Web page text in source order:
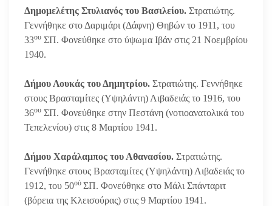
Δημομελέτης Στυλιανός του Βασιλείου. Στρατιώτης.
Γεννήθηκε στο Δαριμάρι (Δάφνη) Θηβών το 1911, του
33ου ΣΠ. Φονεύθηκε στο ύψωμα Ιβάν στις 21 Νοεμβρίου
1940.
Δήμου Λουκάς του Δημητρίου. Στρατιώτης. Γεννήθηκε
στους Βρασταμίτες (Υψηλάντη) Λιβαδειάς το 1916, του
36ου ΣΠ. Φονεύθηκε στην Πεστάνη (νοτιοανατολικά του
Τεπελενίου) στις 8 Μαρτίου 1941.
Δήμου Χαράλαμπος του Αθανασίου. Στρατιώτης.
Γεννήθηκε στους Βρασταμίτες (Υψηλάντη) Λιβαδειάς το
1912, του 50ού ΣΠ. Φονεύθηκε στο Μάλι Σπάνταριτ
(βόρεια της Κλεισούρας) στις 9 Μαρτίου 1941.